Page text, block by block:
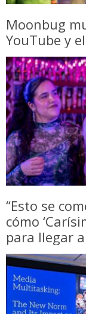
Moonbug
YouTube y
“Esto se
cómo
para llegar